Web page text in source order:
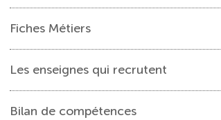
Fiches Métiers
Les enseignes qui recrutent
Bilan de compétences